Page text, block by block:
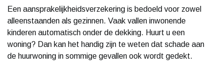
Een aansprakelijkheidsverzekering is bedoeld voor zowel
alleenstaanden als gezinnen. Vaak vallen inwonende
kinderen automatisch onder de dekking. Huurt u een
woning? Dan kan het handig zijn te weten dat schade aan
de huurwoning in sommige gevallen ook wordt gedekt.